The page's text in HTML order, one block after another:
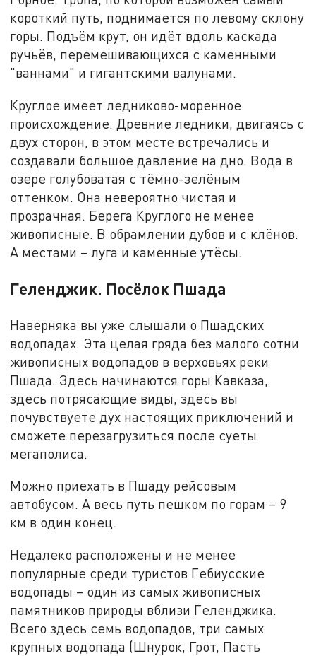
короткий путь, поднимается по левому склону
горы. Подъём крут, он идёт вдоль каскада
ручьёв, перемешивающихся с каменными
"ваннами" и гигантскими валунами.
Круглое имеет ледниково-моренное
происхождение. Древние ледники, двигаясь с
двух сторон, в этом месте встречались и
создавали большое давление на дно. Вода в
озере голубоватая с тёмно-зелёным
оттенком. Она невероятно чистая и
прозрачная. Берега Круглого не менее
живописные. В обрамлении дубов и с клёнов.
А местами – луга и каменные утёсы.
Геленджик. Посёлок Пшада
Наверняка вы уже слышали о Пшадских
водопадах. Эта целая гряда без малого сотни
живописных водопадов в верховьях реки
Пшада. Здесь начинаются горы Кавказа,
здесь потрясающие виды, здесь вы
почувствуете дух настоящих приключений и
сможете перезагрузиться после суеты
мегаполиса.
Можно приехать в Пшаду рейсовым
автобусом. А весь путь пешком по горам – 9
км в один конец.
Недалеко расположены и не менее
популярные среди туристов Гебиусские
водопады – один из самых живописных
памятников природы вблизи Геленджика.
Всего здесь семь водопадов, три самых
крупных водопада (Шнурок, Грот, Пасть